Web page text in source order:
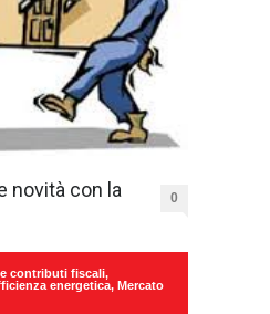
novità con la
0
contributi fiscali,
energetica, Mercato